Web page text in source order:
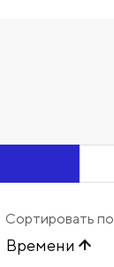
Сортировать по
Времени